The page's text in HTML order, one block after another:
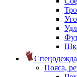
Пояса,